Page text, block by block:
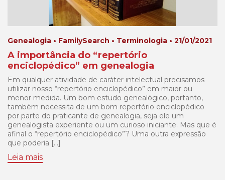
Genealogia • FamilySearch • Terminologia • 21/01/2021
A importância do “repertório
enciclopédico” em genealogia
Em qualquer atividade de caráter intelectual precisamos
utilizar nosso “repertório enciclopédico” em maior ou
menor medida. Um bom estudo genealógico, portanto,
também necessita de um bom repertório enciclopédico
por parte do praticante de genealogia, seja ele um
genealogista experiente ou um curioso iniciante. Mas que é
afinal o “repertório enciclopédico”? Uma outra expressão
que poderia […]
Leia mais